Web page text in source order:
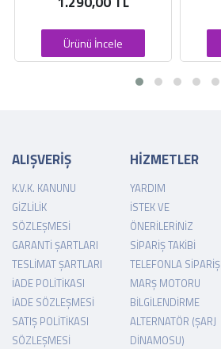
Ürünü İncele
ALIŞVERİŞ
K.V.K. KANUNU
GIZLILIK
SÖZLEŞMESI
GARANTI ŞARTLARI
TESLIMAT ŞARTLARI
İADE POLITIKASI
İADE SÖZLEŞMESI
SATIŞ POLITIKASI
SÖZLEŞMESI
HİZMETLER
YARDIM
İSTEK VE
ÖNERILERINIZ
SIPARIŞ TAKIBI
TELEFONLA SIPARIŞ
MARŞ MOTORU
BILGILENDIRME
ALTERNATÖR (ŞARJ
DINAMOSU)